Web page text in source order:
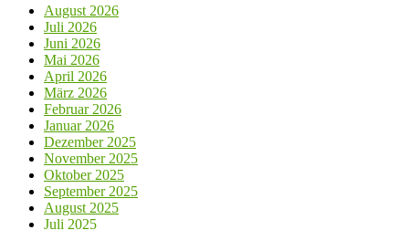
August 2026
Juli 2026
Juni 2026
Mai 2026
April 2026
März 2026
Februar 2026
Januar 2026
Dezember 2025
November 2025
Oktober 2025
September 2025
August 2025
Juli 2025